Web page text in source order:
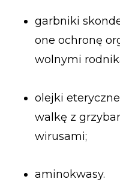
garbniki
one ochronę
wolnymi
olejki
walkę z
wirusami;
aminokwasy.